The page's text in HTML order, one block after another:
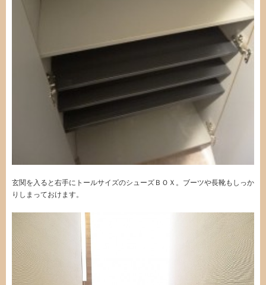
玄関を入ると右手にトールサイズのシューズＢＯＸ。ブーツや長靴もしっか
りしまっておけます。